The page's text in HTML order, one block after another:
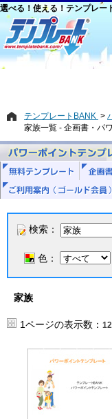
選べる！使える！テンプレー
テンプレートBANK
家族一覧 - 企画書・パ
検索：
色：
家族
1ページの表示数： 12